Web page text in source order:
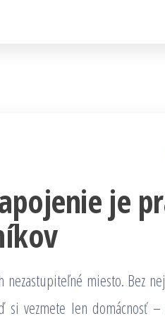
je
nezastupiteľné miesto. Bez
si vezmete len domácnosť